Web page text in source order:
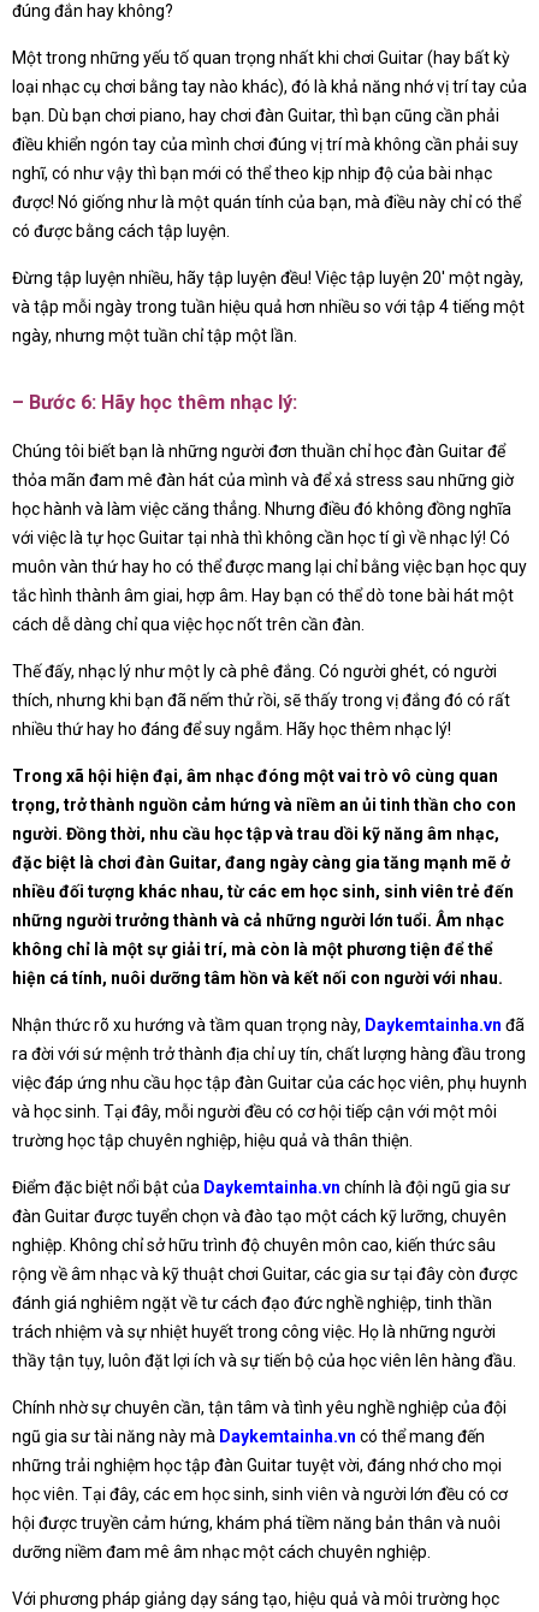
đúng đắn hay không?
Một trong những yếu tố quan trọng nhất khi chơi Guitar (hay bất kỳ
loại nhạc cụ chơi bằng tay nào khác), đó là khả năng nhớ vị trí tay của
bạn. Dù bạn chơi piano, hay chơi đàn Guitar, thì bạn cũng cần phải
điều khiển ngón tay của mình chơi đúng vị trí mà không cần phải suy
nghĩ, có như vậy thì bạn mới có thể theo kịp nhịp độ của bài nhạc
được! Nó giống như là một quán tính của bạn, mà điều này chỉ có thể
có được bằng cách tập luyện.
Đừng tập luyện nhiều, hãy tập luyện đều! Việc tập luyện 20′ một ngày,
và tập mỗi ngày trong tuần hiệu quả hơn nhiều so với tập 4 tiếng một
ngày, nhưng một tuần chỉ tập một lần.
– Bước 6: Hãy học thêm nhạc lý:
Chúng tôi biết bạn là những người đơn thuần chỉ học đàn Guitar để
thỏa mãn đam mê đàn hát của mình và để xả stress sau những giờ
học hành và làm việc căng thẳng. Nhưng điều đó không đồng nghĩa
với việc là tự học Guitar tại nhà thì không cần học tí gì về nhạc lý! Có
muôn vàn thứ hay ho có thể được mang lại chỉ bằng việc bạn học quy
tắc hình thành âm giai, hợp âm. Hay bạn có thể dò tone bài hát một
cách dễ dàng chỉ qua việc học nốt trên cần đàn.
Thế đấy, nhạc lý như một ly cà phê đắng. Có người ghét, có người
thích, nhưng khi bạn đã nếm thử rồi, sẽ thấy trong vị đắng đó có rất
nhiều thứ hay ho đáng để suy ngẫm. Hãy học thêm nhạc lý!
Trong xã hội hiện đại, âm nhạc đóng một vai trò vô cùng quan
trọng, trở thành nguồn cảm hứng và niềm an ủi tinh thần cho con
người. Đồng thời, nhu cầu học tập và trau dồi kỹ năng âm nhạc,
đặc biệt là chơi đàn Guitar, đang ngày càng gia tăng mạnh mẽ ở
nhiều đối tượng khác nhau, từ các em học sinh, sinh viên trẻ đến
những người trưởng thành và cả những người lớn tuổi. Âm nhạc
không chỉ là một sự giải trí, mà còn là một phương tiện để thể
hiện cá tính, nuôi dưỡng tâm hồn và kết nối con người với nhau.
Nhận thức rõ xu hướng và tầm quan trọng này, Daykemtainha.vn đã
ra đời với sứ mệnh trở thành địa chỉ uy tín, chất lượng hàng đầu trong
việc đáp ứng nhu cầu học tập đàn Guitar của các học viên, phụ huynh
và học sinh. Tại đây, mỗi người đều có cơ hội tiếp cận với một môi
trường học tập chuyên nghiệp, hiệu quả và thân thiện.
Điểm đặc biệt nổi bật của Daykemtainha.vn chính là đội ngũ gia sư
đàn Guitar được tuyển chọn và đào tạo một cách kỹ lưỡng, chuyên
nghiệp. Không chỉ sở hữu trình độ chuyên môn cao, kiến thức sâu
rộng về âm nhạc và kỹ thuật chơi Guitar, các gia sư tại đây còn được
đánh giá nghiêm ngặt về tư cách đạo đức nghề nghiệp, tinh thần
trách nhiệm và sự nhiệt huyết trong công việc. Họ là những người
thầy tận tụy, luôn đặt lợi ích và sự tiến bộ của học viên lên hàng đầu.
Chính nhờ sự chuyên cần, tận tâm và tình yêu nghề nghiệp của đội
ngũ gia sư tài năng này mà Daykemtainha.vn có thể mang đến
những trải nghiệm học tập đàn Guitar tuyệt vời, đáng nhớ cho mọi
học viên. Tại đây, các em học sinh, sinh viên và người lớn đều có cơ
hội được truyền cảm hứng, khám phá tiềm năng bản thân và nuôi
dưỡng niềm đam mê âm nhạc một cách chuyên nghiệp.
Với phương pháp giảng dạy sáng tạo, hiệu quả và môi trường học